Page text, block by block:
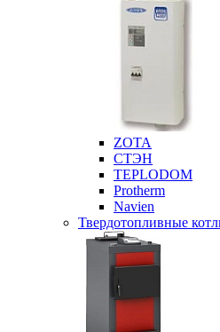
ZOTA
СТЭН
TEPLODOM
Protherm
Navien
Твердотопливные